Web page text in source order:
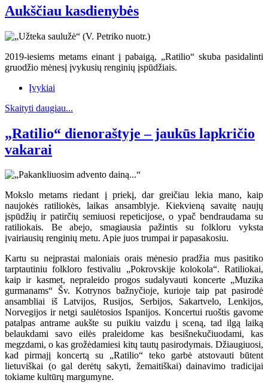
Aukščiau kasdienybės
2019-iesiems metams einant į pabaigą, „Ratilio“ skuba pasidalinti
gruodžio mėnesį įvykusių renginių įspūdžiais.
Įvykiai
Skaityti daugiau...
„Ratilio“ dienoraštyje – jaukūs lapkričio
vakarai
Mokslo metams riedant į priekį, dar greičiau lekia mano, kaip
naujokės ratiliokės, laikas ansamblyje. Kiekvieną savaitę naujų
įspūdžių ir patirčių semiuosi repeticijose, o ypač bendraudama su
ratiliokais. Be abejo, smagiausia pažintis su folkloru vyksta
įvairiausių renginių metu. Apie juos trumpai ir papasakosiu.
Kartu su neįprastai maloniais orais mėnesio pradžia mus pasitiko
tarptautiniu folkloro festivaliu „Pokrovskije kolokola“. Ratiliokai,
kaip ir kasmet, nepraleido progos sudalyvauti koncerte „Muzika
gurmanams“ Šv. Kotrynos bažnyčioje, kurioje taip pat pasirodė
ansambliai iš Latvijos, Rusijos, Serbijos, Sakartvelo, Lenkijos,
Norvegijos ir netgi saulėtosios Ispanijos. Koncertui ruoštis gavome
patalpas antrame aukšte su puikiu vaizdu į sceną, tad ilgą laiką
belaukdami savo eilės praleidome kas besišnekučiuodami, kas
megzdami, o kas grožėdamiesi kitų tautų pasirodymais. Džiaugiuosi,
kad pirmajį koncertą su „Ratilio“ teko garbė atstovauti būtent
lietuviškai (o gal derėtų sakyti, žemaitiškai) dainavimo tradicijai
tokiame kultūrų margumyne.